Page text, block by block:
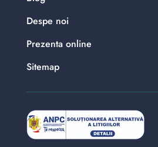
Despe noi
Prezenta online
Sitemap